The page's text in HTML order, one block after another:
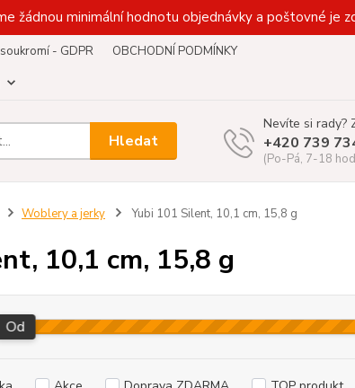
žádnou minimální hodnotu objednávky a poštovné je
- GDPR
OBCHODNÍ PODMÍNKY
Hledat
Nevíte si rady?
+420 739
(Po-Pá, 7-18
Woblery a jerky Yubi 101 Silent, 10,1 cm, 15,8 g
10,1 cm, 15,8 g
Od